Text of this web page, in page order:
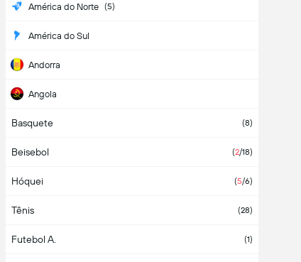
América do Norte (5)
América do Sul
Andorra
Angola
Antígua e Barbuda
Basquete (8)
Beisebol (2/18)
Hóquei (5/6)
Tênis (28)
Futebol A. (1)